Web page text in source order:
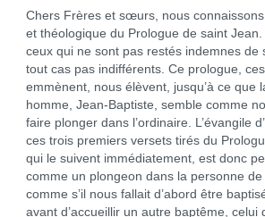
Chers Frères et sœurs, nous
et théologique du Prologue de saint
ceux qui ne sont pas restés indemnes de
tout cas pas indifférents. Ce prologue,
emmènent, nous élèvent, jusqu’à ce que
homme, Jean-Baptiste, semble comme
faire plonger dans l’ordinaire. L’évangile
ces trois premiers versets tirés du
qui le suivent immédiatement, est donc
comme un plongeon dans la personne de
comme s’il nous fallait d’abord être
avant d’accueillir un autre baptême, celui